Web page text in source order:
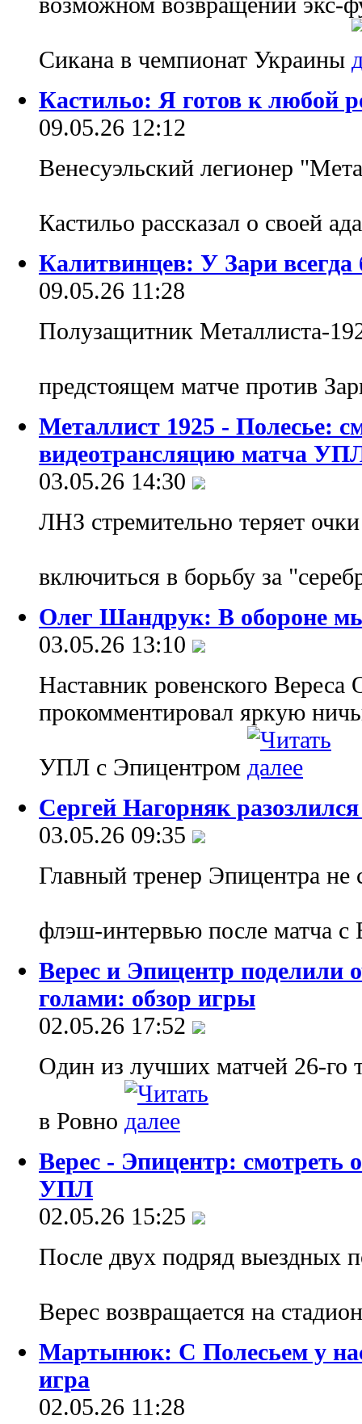
Сикана в чемпионат Украины
Кастильо: Я готов к любой
09.05.26 12:12
Венесуэльский легионер
Кастильо рассказал о своей
Калитвинцев: У Зари
09.05.26 11:28
Полузащитник Металлиста-
предстоящем матче против
Металлист 1925 - Полесье:
видеотрансляцию матча
03.05.26 14:30
ЛНЗ стремительно теряет
включиться в борьбу за
Олег Шандрук: В обороне
03.05.26 13:10
Наставник ровенского
прокомментировал яркую
УПЛ с Эпицентром
Сергей Нагорняк
03.05.26 09:35
Главный тренер Эпицентра
флэш-интервью после матча с
Верес и Эпицентр поделили
голами: обзор игры
02.05.26 17:52
Один из лучших матчей 26-го
в Ровно
Верес - Эпицентр: смотреть
УПЛ
02.05.26 15:25
После двух подряд выездных
Верес возвращается на
Мартынюк: С Полесьем у нас
игра
02.05.26 11:28